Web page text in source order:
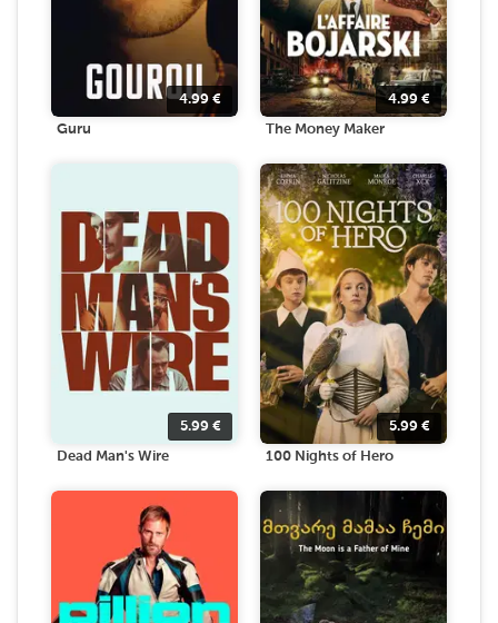
4.99 €
Guru
4.99 €
The Money Maker
5.99 €
Dead Man's Wire
5.99 €
100 Nights of Hero